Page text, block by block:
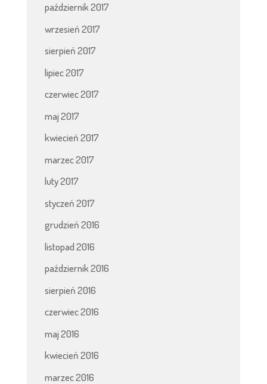
październik 2017
wrzesień 2017
sierpień 2017
lipiec 2017
czerwiec 2017
maj 2017
kwiecień 2017
marzec 2017
luty 2017
styczeń 2017
grudzień 2016
listopad 2016
październik 2016
sierpień 2016
czerwiec 2016
maj 2016
kwiecień 2016
marzec 2016